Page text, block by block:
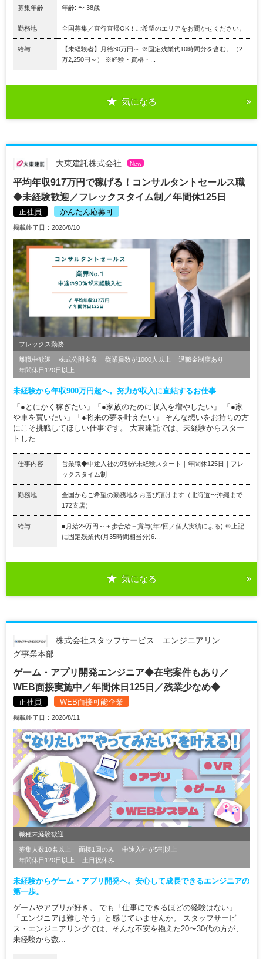
募集年齢 年齢: 〜 38歳
勤務地 全国募集／直行直帰OK！ご希望のエリアをお聞かせください。
給与
【未経験者】月給30万円～ ※固定残業代10時間分を含む。（2
万2,250円～） ※経験・資格・...
気になる
大東建託株式会社 New
平均年収917万円で稼げる！コンサルタントセールス職
◆未経験歓迎／フレックスタイム制／年間休125日
正社員 かんたん応募可
掲載終了日：2026/8/10
フレックス勤務
離職中歓迎 株式公開企業 従業員数が1000人以上
退職金制度あり
年間休日120日以上
未経験から年収900万円超へ。努力が収入に直結するお仕事
「●とにかく稼ぎたい」「●家族のために収入を増やしたい」 「●家
や車を買いたい」「●将来の夢を叶えたい」 そんな想いをお持ちの方
にこそ挑戦してほしい仕事です。 大東建託では、未経験からスター
トした...
仕事内容
営業職◆中途入社の9割が未経験スタート｜年間休125日｜フレ
ックスタイム制
勤務地
全国からご希望の勤務地をお選び頂けます（北海道〜沖縄まで
172支店）
給与
■月給29万円～＋歩合給＋賞与(年2回／個人実績による) ※上記
に固定残業代(月35時間相当分)6...
気になる
株式会社スタッフサービス エンジニアリン
グ事業本部
ゲーム・アプリ開発エンジニア◆在宅案件もあり／
WEB面接実施中／年間休日125日／残業少なめ◆
正社員 WEB面接可能企業
掲載終了日：2026/8/11
職種未経験歓迎
募集人数10名以上 面接1回のみ
中途入社が5割以上
年間休日120日以上
土日祝休み
未経験からゲーム・アプリ開発へ。安心して成長できるエンジニアの
第一歩。
ゲームやアプリが好き。 でも「仕事にできるほどの経験はない」
「エンジニアは難しそう」と感じていませんか。 スタッフサービ
ス・エンジニアリングでは、そんな不安を抱えた20〜30代の方が、
未経験から数...